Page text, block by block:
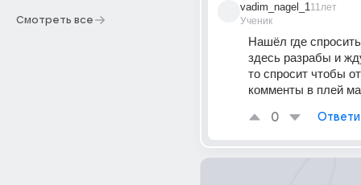
Смотреть все
vadim_nagel_1
Ученик
11лет
Нашёл где
здесь разрабы и
то спросит чтобы
комменты в плей
0